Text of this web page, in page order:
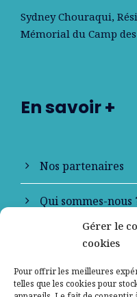
Gérer le
cookies
Pour offrir les meilleures
telles que les cookies pour
Sydney Chouraqui,
Mémorial du Camp
En savoir +
Nos partenaires
Qui sommes-nous
Contactez-nous
Mentions légales